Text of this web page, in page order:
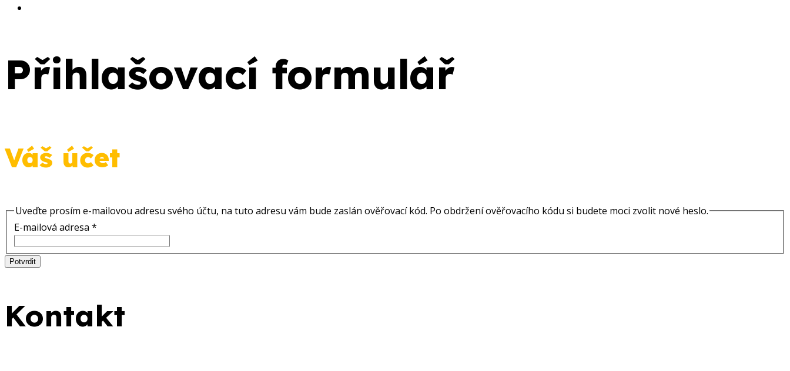
Přihlašovací formulář
Váš účet
Uveďte prosím e-mailovou adresu svého účtu, na tuto adresu vám bude zaslán ověřovací kód. Po obdržení ověřovacího kódu si budete moci zvolit nové heslo.
E-mailová adresa *
Potvrdit
Kontakt